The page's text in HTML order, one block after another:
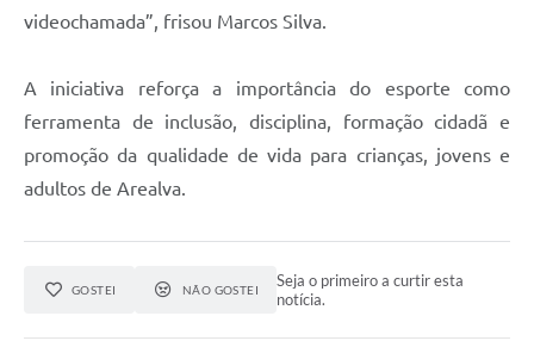
videochamada”, frisou Marcos Silva.
A iniciativa reforça a importância do esporte como
ferramenta de inclusão, disciplina, formação cidadã e
promoção da qualidade de vida para crianças, jovens e
adultos de Arealva.
GOSTEI NÃO GOSTEI
Seja o primeiro a curtir esta
notícia.